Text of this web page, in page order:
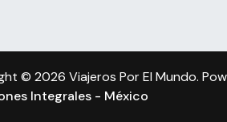
© 2026 Viajeros Por El Mundo.
Integrales - México